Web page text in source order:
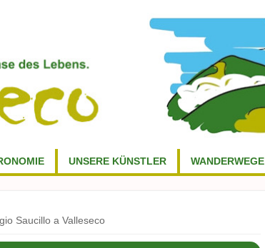
UNSERE KÜNSTLER WANDERWEGE
Saucillo a Valleseco